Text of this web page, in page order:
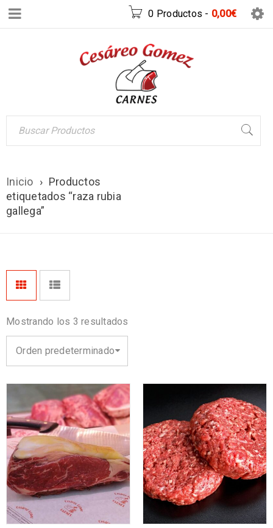
0 Productos - 0,00€
Inicio › Productos
etiquetados “raza rubia
gallega”
Mostrando los 3 resultados
Orden predeterminado